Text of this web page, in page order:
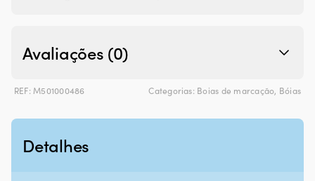
Avaliações (0)
REF: M501000486 Categorias: Boias de marcação, Bóias
Detalhes